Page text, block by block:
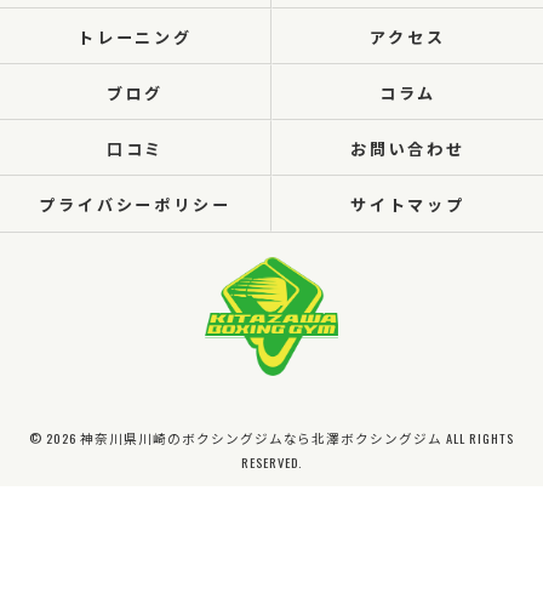
トレーニング アクセス
ブログ コラム
口コミ お問い合わせ
プライバシーポリシー サイトマップ
© 2026 神奈川県川崎のボクシングジムなら北澤ボクシングジム ALL RIGHTS
RESERVED.